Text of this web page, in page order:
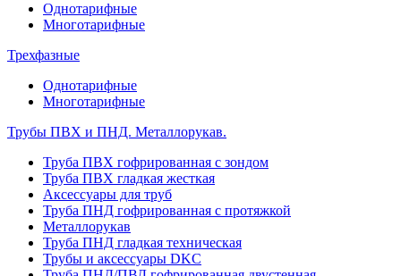
Однотарифные
Многотарифные
Трехфазные
Однотарифные
Многотарифные
Трубы ПВХ и ПНД. Металлорукав.
Труба ПВХ гофрированная с зондом
Труба ПВХ гладкая жесткая
Аксессуары для труб
Труба ПНД гофрированная с протяжкой
Металлорукав
Труба ПНД гладкая техническая
Трубы и аксессуары DKC